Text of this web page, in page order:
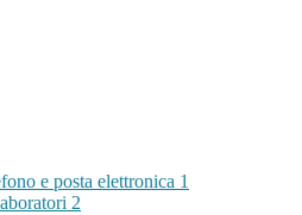
e posta elettronica 1
2